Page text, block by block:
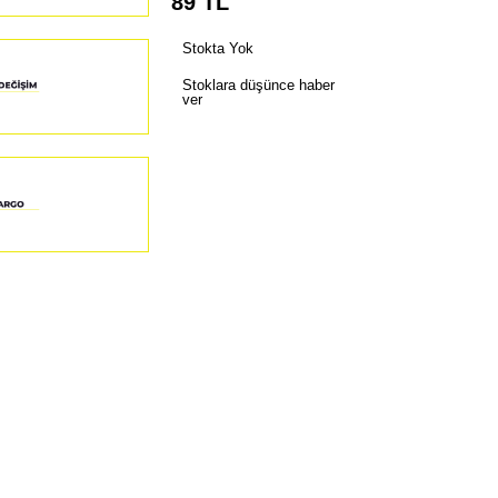
Stokta Yok
Stoklara düşünce haber
ver